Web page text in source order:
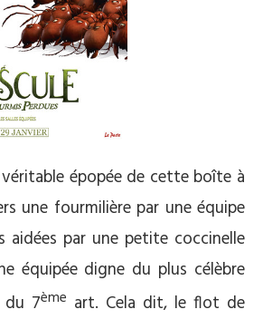
épopée de cette boîte à
une fourmilière par une équipe
aidées par une petite coccinelle
équipée digne du plus célèbre
du 7ème art. Cela dit, le flot de